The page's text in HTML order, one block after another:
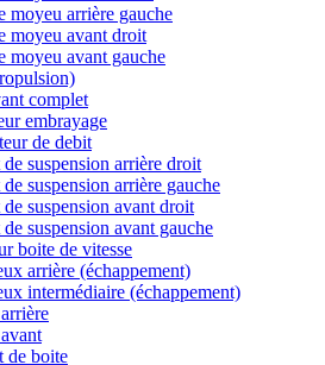
moyeu arrière gauche
moyeu avant droit
moyeu avant gauche
complet
embrayage
de debit
de suspension arrière droit
de suspension arrière gauche
de suspension avant droit
de suspension avant gauche
boite de vitesse
arrière (échappement)
intermédiaire (échappement)
de boite